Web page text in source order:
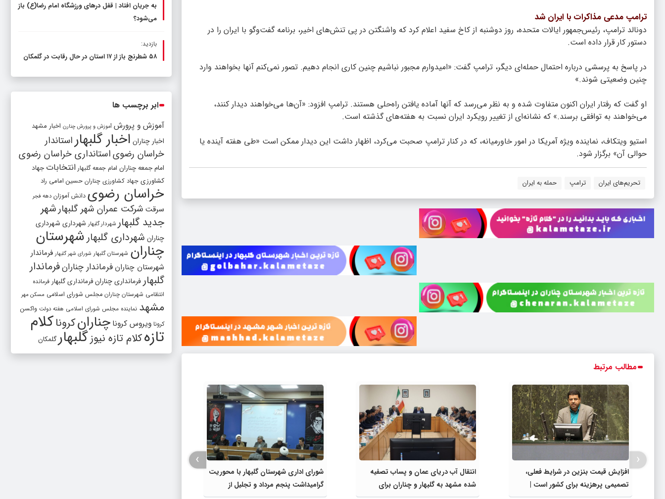
ترامپ مدعی مذاکرات با ایران شد
دونالد ترامپ، رئیس‌جمهور ایالات متحده، روز دوشنبه از کاخ سفید اعلام کرد که واشنگتن در پی تنش‌های اخیر، برنامه گفت‌و‌گو با ایران را در
دستور کار قرار داده است.
در پاسخ به پرسشی درباره احتمال حمله‌ای دیگر، ترامپ گفت: «امیدوارم مجبور نباشیم چنین کاری انجام دهیم. تصور نمی‌کنم آنها بخواهند وارد
چنین وضعیتی شوند.»
او گفت که رفتار ایران اکنون متفاوت شده و به نظر می‌رسد که آنها آماده یافتن راه‌حلی هستند. ترامپ افزود: «آن‌ها می‌خواهند دیدار کنند،
می‌خواهند به توافقی برسند.» که نشانه‌ای از تغییر رویکرد ایران نسبت به هفته‌های گذشته است.
استیو ویتکاف، نماینده ویژه آمریکا در امور خاورمیانه، که در کنار ترامپ صحبت می‌کرد، اظهار داشت این دیدار ممکن است «طی هفته آینده یا
حوالی آن» برگزار شود.
تحریم‌های ایران ترامپ حمله به ایران
مطالب مرتبط
افزایش قیمت بنزین در شرایط فعلی،
تصمیمی پرهزینه برای کشور است |
انتقال آب دریای عمان و پساب تصفیه
شده مشهد به گلبهار و چناران برای
شورای اداری شهرستان گلبهار با محوریت
گرامیداشت پنجم مرداد و تجلیل از
‹
›
به جریان افتاد | قفل در‌های ورزشگاه امام رضا(ع) باز
می‌شود؟
بازدید:
۵۸ شطرنج‌ باز از ۱۷ استان در حال رقابت در گلمکان
ابر برچسب ها
آموزش و پرورش آموزش و پرورش چنارن اخبار مشهد
اخبار چناران اخبار گلبهار استاندار
خراسان رضویاستانداری خراسان رضوی
امام جمعه چناران امام جمعه گلبهار انتخابات جهاد
کشاورزی جهاد کشاورزی چناران حسین امامی راد
خراسان رضوی دانش آموزان دهه فجر
سرقت شرکت عمران شهر گلبهارشهر
جدید گلبهار شهردار گلبهار شهرداری شهرداری
چناران شهرداری گلبهار شهرستان
چناران شهرستان گلبهار شورای شهر گلبهار فرماندار
شهرستان چناران فرماندار چنارانفرماندار
گلبهار فرمانداری چنارانفرمانداری گلبهار فرمانده
انتظامی شهرستان چناران مجلس شورای اسلامی مسکن مهر
مشهد نماینده مجلس شورای اسلامی هفته دولت واکسن
کرونا ویروس کرونا چنارانکروناکلام
تازهکلام تازه نیوزگلبهارگلمکان